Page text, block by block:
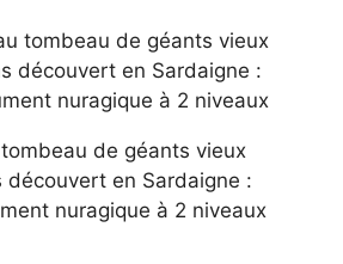
de géants vieux
découvert en Sardaigne :
nuragique à 2 niveaux